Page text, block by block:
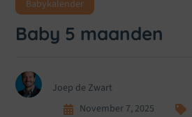
Babykalender
Baby 5 maanden
Joep de Zwart
November 7, 2025